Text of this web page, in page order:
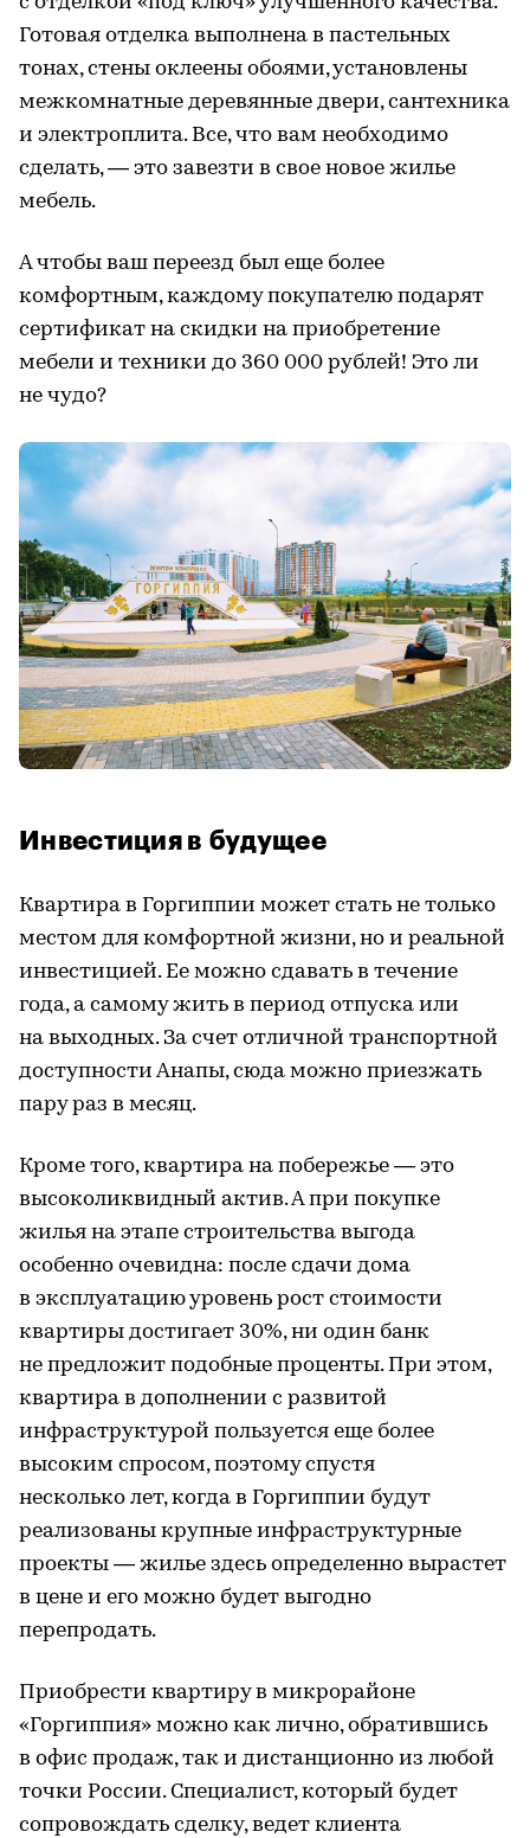
Готовая отделка выполнена в пастельных
тонах, стены оклеены обоями, установлены
межкомнатные деревянные двери, сантехника
и электроплита. Все, что вам необходимо
сделать, — это завезти в свое новое жилье
мебель.
А чтобы ваш переезд был еще более
комфортным, каждому покупателю подарят
сертификат на скидки на приобретение
мебели и техники до 360 000 рублей! Это ли
не чудо?
Инвестиция в будущее
Квартира в Горгиппии может стать не только
местом для комфортной жизни, но и реальной
инвестицией. Ее можно сдавать в течение
года, а самому жить в период отпуска или
на выходных. За счет отличной транспортной
доступности Анапы, сюда можно приезжать
пару раз в месяц.
Кроме того, квартира на побережье — это
высоколиквидный актив. А при покупке
жилья на этапе строительства выгода
особенно очевидна: после сдачи дома
в эксплуатацию уровень рост стоимости
квартиры достигает 30%, ни один банк
не предложит подобные проценты. При этом,
квартира в дополнении с развитой
инфраструктурой пользуется еще более
высоким спросом, поэтому спустя
несколько лет, когда в Горгиппии будут
реализованы крупные инфраструктурные
проекты — жилье здесь определенно вырастет
в цене и его можно будет выгодно
перепродать.
Приобрести квартиру в микрорайоне
«Горгиппия» можно как лично, обратившись
в офис продаж, так и дистанционно из любой
точки России. Специалист, который будет
сопровождать сделку, ведет клиента